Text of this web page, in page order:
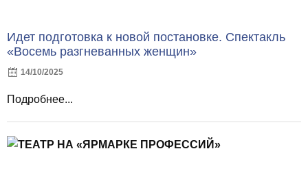
Идет подготовка к новой постановке. Спектакль
«Восемь разгневанных женщин»
14/10/2025
Подробнее...